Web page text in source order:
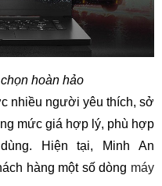
hoàn hảo
nhiều người yêu thích, sở
mức giá hợp lý, phù hợp
Hiện tại, Minh An
hàng một số dòng máy